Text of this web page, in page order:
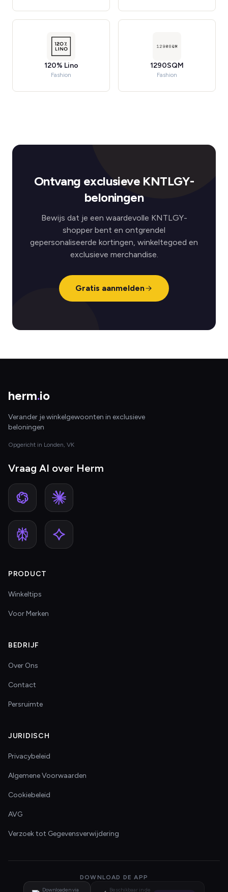
120% Lino
Fashion
1290SQM
Fashion
Ontvang exclusieve KNTLGY-
beloningen
Bewijs dat je een waardevolle KNTLGY-
shopper bent en ontgrendel
gepersonaliseerde kortingen, winkeltegoed en
exclusieve merchandise.
Gratis aanmelden
herm.io
Verander je winkelgewoonten in exclusieve
beloningen
Opgericht in Londen, VK
Vraag AI over Herm
PRODUCT
Winkeltips
Voor Merken
BEDRIJF
Over Ons
Contact
Persruimte
JURIDISCH
Privacybeleid
Algemene Voorwaarden
Cookiebeleid
AVG
Verzoek tot Gegevensverwijdering
DOWNLOAD DE APP
Downloaden via Beschikbaar in de